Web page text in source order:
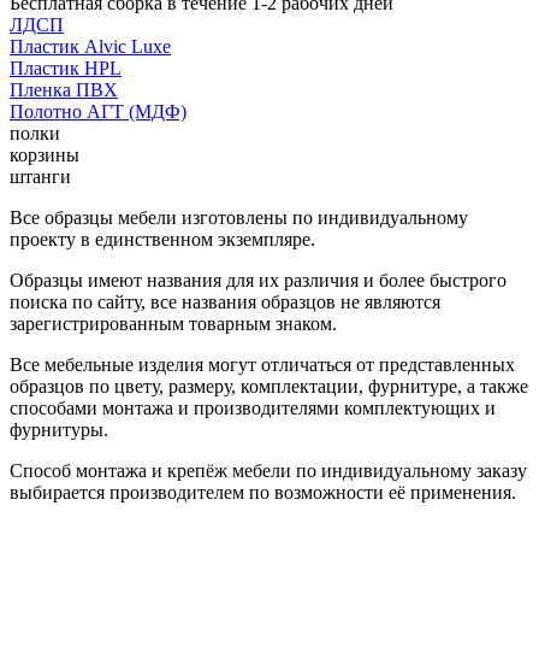
ЛДСП
Пластик Alvic Luxe
Пластик HPL
Пленка ПВХ
Полотно АГТ (МДФ)
полки
корзины
штанги
Все образцы мебели изготовлены по индивидуальному
проекту в единственном экземпляре.
Образцы имеют названия для их различия и более быстрого
поиска по сайту, все названия образцов не являются
зарегистрированным товарным знаком.
Все мебельные изделия могут отличаться от представленных
образцов по цвету, размеру, комплектации, фурнитуре, а также
способами монтажа и производителями комплектующих и
фурнитуры.
Способ монтажа и крепёж мебели по индивидуальному заказу
выбирается производителем по возможности её применения.